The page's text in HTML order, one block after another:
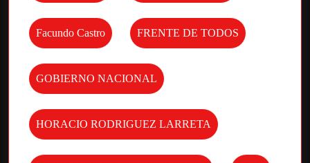
Facundo Castro FRENTE DE TODOS
GOBIERNO NACIONAL
HORACIO RODRIGUEZ LARRETA